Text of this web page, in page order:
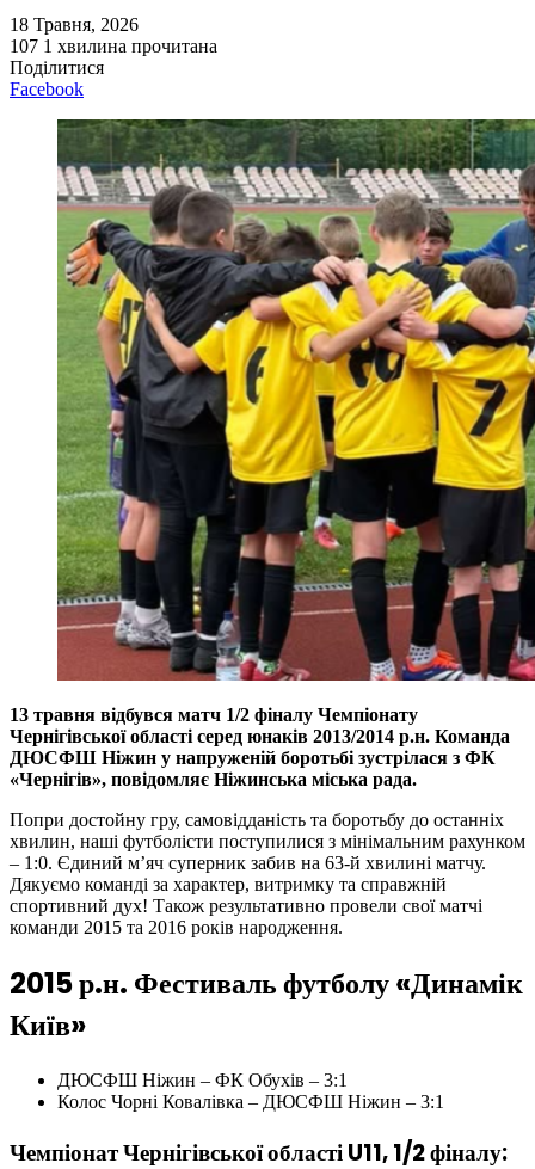
18 Травня, 2026
107 1 хвилина прочитана
Поділитися
Facebook
13 травня відбувся матч 1/2 фіналу Чемпіонату
Чернігівської області серед юнаків 2013/2014 р.н. Команда
ДЮСФШ Ніжин у напруженій боротьбі зустрілася з ФК
«Чернігів», повідомляє Ніжинська міська рада.
Попри достойну гру, самовідданість та боротьбу до останніх
хвилин, наші футболісти поступилися з мінімальним рахунком
– 1:0. Єдиний м’яч суперник забив на 63-й хвилині матчу.
Дякуємо команді за характер, витримку та справжній
спортивний дух! Також результативно провели свої матчі
команди 2015 та 2016 років народження.
2015 р.н. Фестиваль футболу «Динамік
Київ»
ДЮСФШ Ніжин – ФК Обухів – 3:1
Колос Чорні Ковалівка – ДЮСФШ Ніжин – 3:1
Чемпіонат Чернігівської області U11, 1/2 фіналу: